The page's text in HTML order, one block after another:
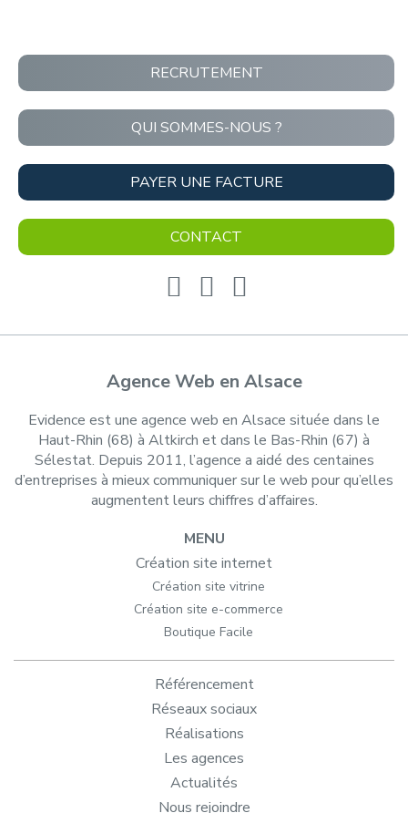
RECRUTEMENT
QUI SOMMES-NOUS ?
PAYER UNE FACTURE
CONTACT
Agence Web en Alsace
Evidence est une agence web en Alsace située dans le
Haut-Rhin (68) à Altkirch et dans le Bas-Rhin (67) à
Sélestat. Depuis 2011, l’agence a aidé des centaines
d’entreprises à mieux communiquer sur le web pour qu’elles
augmentent leurs chiffres d’affaires.
MENU
Création site internet
Création site vitrine
Création site e-commerce
Boutique Facile
Référencement
Réseaux sociaux
Réalisations
Les agences
Actualités
Nous rejoindre